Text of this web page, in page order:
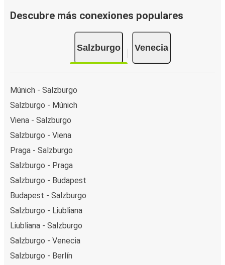
Descubre más conexiones populares
Salzburgo Venecia
Múnich - Salzburgo
Salzburgo - Múnich
Viena - Salzburgo
Salzburgo - Viena
Praga - Salzburgo
Salzburgo - Praga
Salzburgo - Budapest
Budapest - Salzburgo
Salzburgo - Liubliana
Liubliana - Salzburgo
Salzburgo - Venecia
Salzburgo - Berlín